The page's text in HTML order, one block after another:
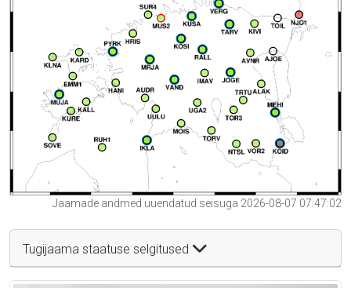
Jaamade andmed uuendatud seisuga 2026-08-07 07:47:02
Tugijaama staatuse selgitused